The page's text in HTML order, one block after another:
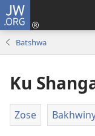
JW.ORG
Batshwa
Ku
Zose